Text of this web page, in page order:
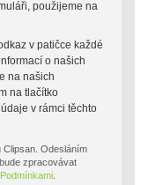
použijeme na
v patičce každé
o našich
na našich
na tlačítko
v rámci těchto
Odesláním
zpracovávat
Podmínkami